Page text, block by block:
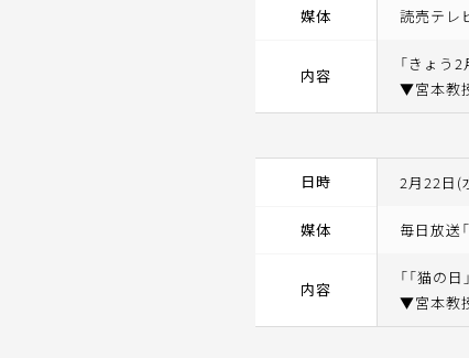
媒体 読売テレ
内容
「きょう
▼宮本教
日時 2月22日(
媒体 毎日放送
内容
「「猫の
▼宮本教